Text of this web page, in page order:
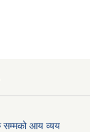
सम्मको आय व्यय